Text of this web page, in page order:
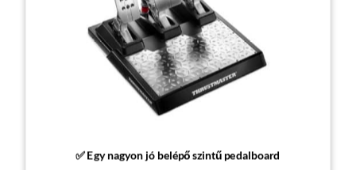
✅ Egy nagyon jó belépő szintű pedalboard